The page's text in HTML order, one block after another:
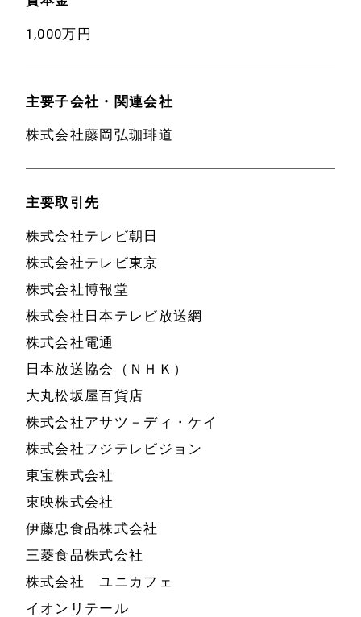
1,000万円
主要子会社・関連会社
株式会社藤岡弘珈琲道
主要取引先
株式会社テレビ朝日
株式会社テレビ東京
株式会社博報堂
株式会社日本テレビ放送網
株式会社電通
日本放送協会（ＮＨＫ）
大丸松坂屋百貨店
株式会社アサツ－ディ・ケイ
株式会社フジテレビジョン
東宝株式会社
東映株式会社
伊藤忠食品株式会社
三菱食品株式会社
株式会社 ユニカフェ
イオンリテール